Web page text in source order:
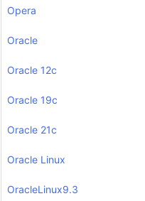
Opera
Oracle
Oracle 12c
Oracle 19c
Oracle 21c
Oracle Linux
OracleLinux9.3